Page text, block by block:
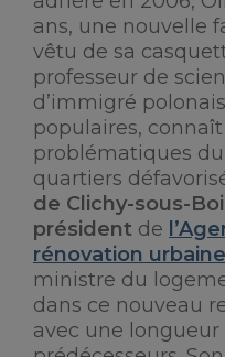
ans, une nouvelle
vêtu de sa
professeur de
d’immigré
populaires,
problématiques
quartiers
de Clichy-sous-
président de
rénovation
ministre du
dans ce nouveau
avec une longueur